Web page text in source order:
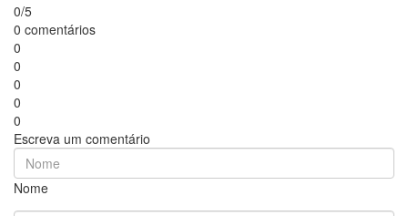
0/5
0 comentários
0
0
0
0
0
Escreva um comentário
Nome